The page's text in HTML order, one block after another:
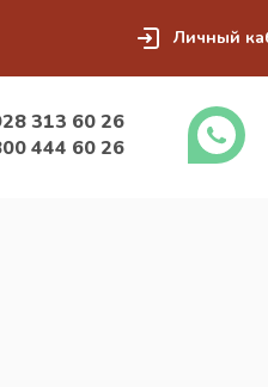
Личный
313 60 26
444 60 26